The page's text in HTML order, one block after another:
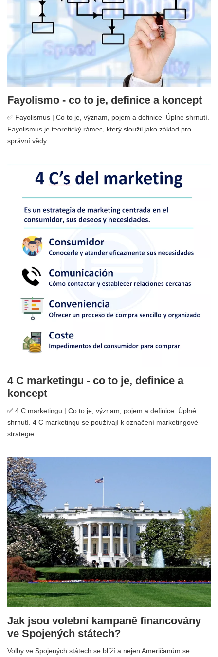
Fayolismo - co to je, definice a koncept
✅ Fayolismus | Co to je, význam, pojem a definice. Úplné shrnutí.
Fayolismus je teoretický rámec, který sloužil jako základ pro
správní vědy ...…
4 C marketingu - co to je, definice a
koncept
✅ 4 C marketingu | Co to je, význam, pojem a definice. Úplné
shrnutí. 4 C marketingu se používají k označení marketingové
strategie ...…
Jak jsou volební kampaně financovány
ve Spojených státech?
Volby ve Spojených státech se blíží a nejen Američanům se